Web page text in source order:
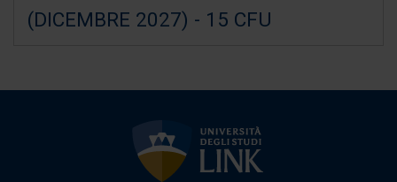
(DICEMBRE 2027) - 15 CFU